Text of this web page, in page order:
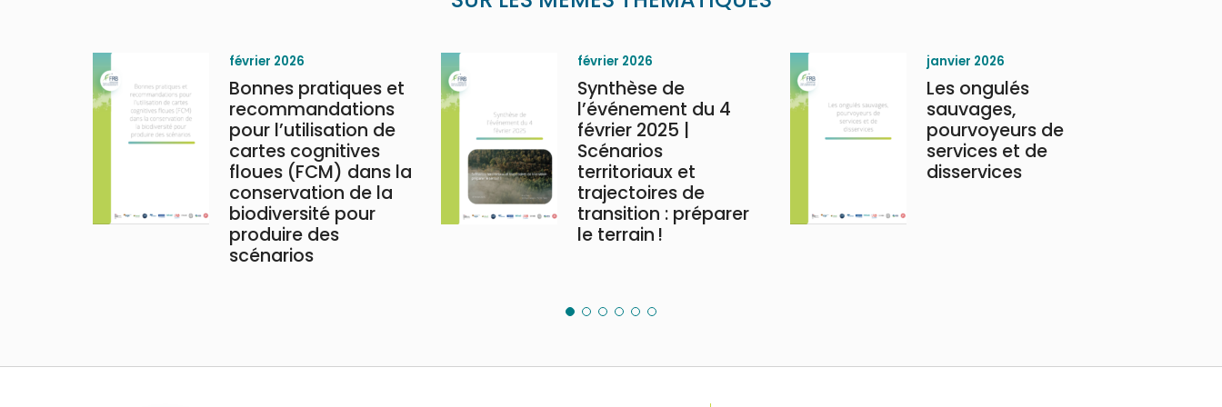
février 2026
Bonnes pratiques et
recommandations
pour l’utilisation de
cartes cognitives
floues (FCM) dans la
conservation de la
biodiversité pour
produire des
scénarios
février 2026
Synthèse de
l’événement du 4
février 2025 |
Scénarios
territoriaux et
trajectoires de
transition : préparer
le terrain !
janvier 2026
Les ongulés
sauvages,
pourvoyeurs de
services et de
disservices